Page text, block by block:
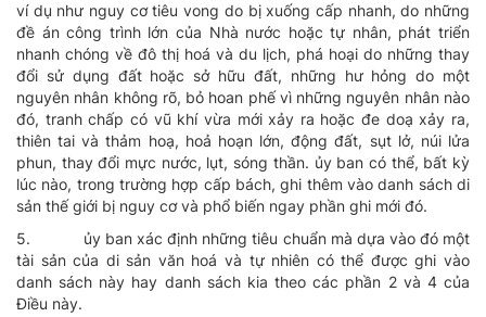
ví dụ như nguy cơ tiêu vong do bị xuống cấp nhanh, do những
đề án công trình lớn của Nhà nước hoặc tự nhân, phát triển
nhanh chóng về đô thị hoá và du lịch, phá hoại do những thay
đổi sử dụng đất hoặc sở hữu đất, những hư hỏng do một
nguyên nhân không rõ, bỏ hoan phế vì những nguyên nhân nào
đó, tranh chấp có vũ khí vừa mới xảy ra hoặc đe doạ xảy ra,
thiên tai và thảm hoạ, hoả hoạn lớn, động đất, sụt lở, núi lửa
phun, thay đổi mực nước, lụt, sóng thần. ủy ban có thể, bất kỳ
lúc nào, trong trường hợp cấp bách, ghi thêm vào danh sách di
sản thế giới bị nguy cơ và phổ biến ngay phần ghi mới đó.
5. ủy ban xác định những tiêu chuẩn mà dựa vào đó một
tài sản của di sản văn hoá và tự nhiên có thể được ghi vào
danh sách này hay danh sách kia theo các phần 2 và 4 của
Ðiều này.